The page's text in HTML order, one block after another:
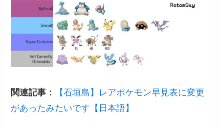
関連記事：
【石垣島】レアポケモン早見表に変更
があったみたいです【日本語】